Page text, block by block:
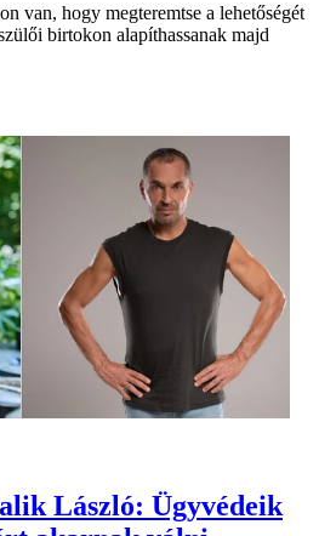
van, hogy megteremtse a lehetőségét
birtokon alapíthassanak majd
László: Ügyvédeik